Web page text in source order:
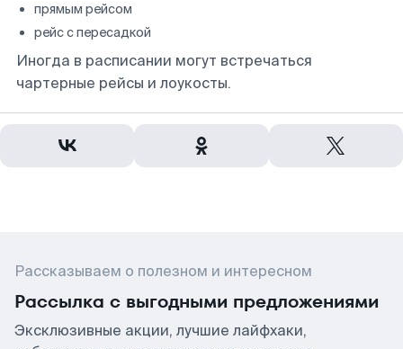
прямым рейсом
рейс с пересадкой
Иногда в расписании могут встречаться
чартерные рейсы и лоукосты.
Рассказываем о полезном и интересном
Рассылка с выгодными предложениями
Эксклюзивные акции, лучшие лайфхаки,